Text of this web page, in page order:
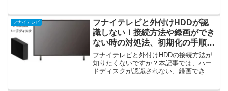
る機種やできない機種も必見です！今す
ぐペアリング開始！
フナイテレビ
フナイテレビと外付けHDDが認
識しない！接続方法や録画ができ
ない時の対処法、初期化の手順や
おすすめ商品なども必見！
フナイテレビと外付けHDDの接続方法が
知りたくないですか？本記事では、ハー
ドディスクが認識されない、録画できな